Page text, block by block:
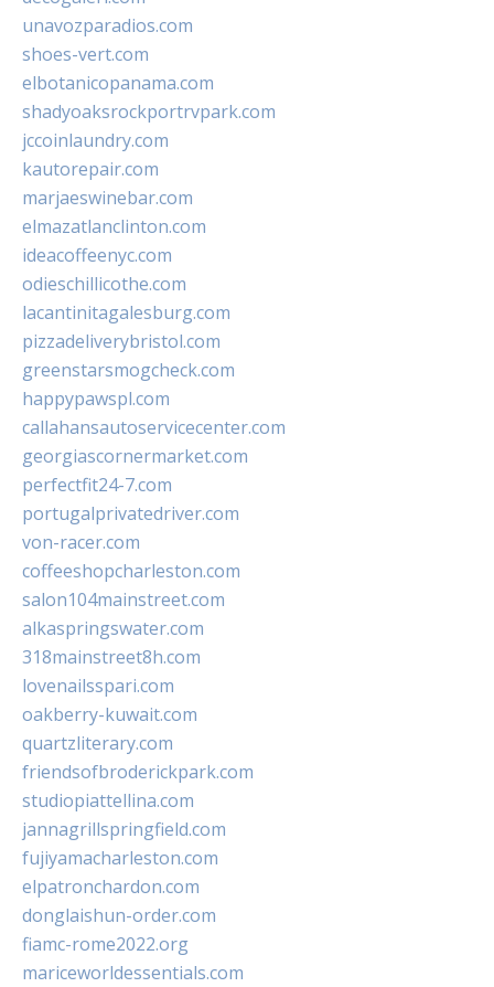
unavozparadios.com
shoes-vert.com
elbotanicopanama.com
shadyoaksrockportrvpark.com
jccoinlaundry.com
kautorepair.com
marjaeswinebar.com
elmazatlanclinton.com
ideacoffeenyc.com
odieschillicothe.com
lacantinitagalesburg.com
pizzadeliverybristol.com
greenstarsmogcheck.com
happypawspl.com
callahansautoservicecenter.com
georgiascornermarket.com
perfectfit24-7.com
portugalprivatedriver.com
von-racer.com
coffeeshopcharleston.com
salon104mainstreet.com
alkaspringswater.com
318mainstreet8h.com
lovenailsspari.com
oakberry-kuwait.com
quartzliterary.com
friendsofbroderickpark.com
studiopiattellina.com
jannagrillspringfield.com
fujiyamacharleston.com
elpatronchardon.com
donglaishun-order.com
fiamc-rome2022.org
mariceworldessentials.com